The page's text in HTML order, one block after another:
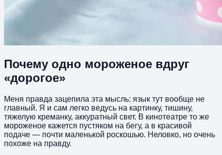
Почему одно мороженое вдруг
«дорогое»
Меня правда зацепила эта мысль: язык тут вообще не
главный. Я и сам легко ведусь на картинку, тишину,
тяжелую креманку, аккуратный свет. В кинотеатре то же
мороженое кажется пустяком на бегу, а в красивой
подаче — почти маленькой роскошью. Неловко, но очень
похоже на правду.